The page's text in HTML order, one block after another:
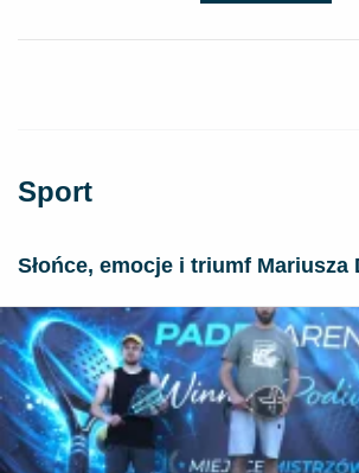
Sport
Słońce, emocje i triumf Mariusza